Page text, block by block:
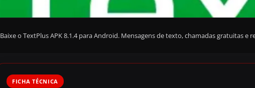
Baixe o TextPlus APK 8.1.4 para Android. Mensagens de texto, chamadas gratuitas
FICHA TÉCNICA